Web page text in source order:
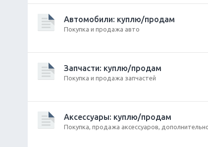
Автомобили: куплю/продам
Покупка и продажа авто
Запчасти: куплю/продам
Покупка и продажа запчастей
Аксессуары: куплю/продам
Покупка, продажа аксессуаров,